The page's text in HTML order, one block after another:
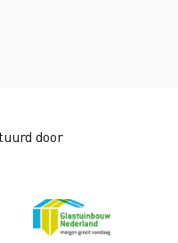
door